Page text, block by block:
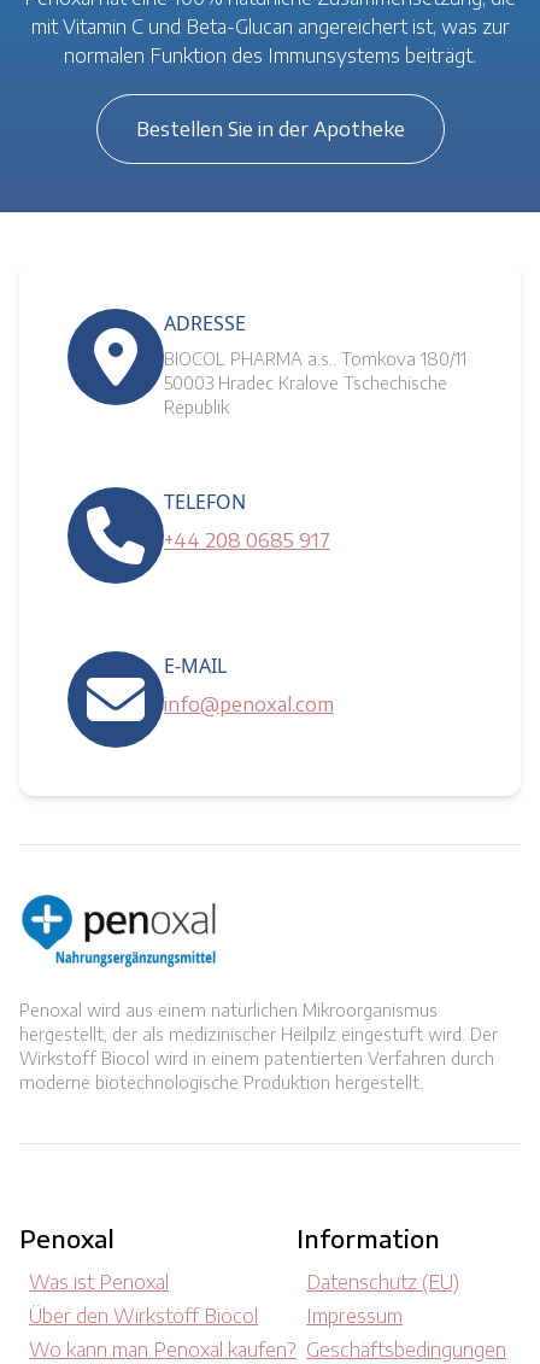
mit Vitamin C und Beta-Glucan angereichert ist, was zur
normalen Funktion des Immunsystems beiträgt.
Bestellen Sie in der Apotheke
ADRESSE
BIOCOL PHARMA a.s.. Tomkova 180/11
50003 Hradec Kralove Tschechische
Republik
TELEFON
+44 208 0685 917
E-MAIL
info@penoxal.com
Penoxal wird aus einem natürlichen Mikroorganismus
hergestellt, der als medizinischer Heilpilz eingestuft wird. Der
Wirkstoff Biocol wird in einem patentierten Verfahren durch
moderne biotechnologische Produktion hergestellt.
Penoxal
Was ist Penoxal
Über den Wirkstoff Biocol
Wo kann man Penoxal kaufen?
Information
Datenschutz (EU)
Impressum
Geschäftsbedingungen